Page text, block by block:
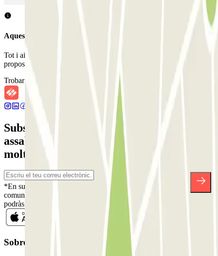
Aquest aparcament no accepta reserves a través de Parclick.
Tot i això, pots reservar en un dels aparcaments pròxims que et
proposem.
Trobar aparcaments pròxims
Subscriu-te a nostra newsletter i
assabenta't de descomptes, sortejos i
moltes altres sorpreses.
*En subscriure't acceptes la nostra Política de Privacitat per a rebre
comunicacions comercials de Parclick. Sense cap compromís,
podràs donar-te de baixa quan vulguis en la mateixa newsletter.
Sobre Parclick